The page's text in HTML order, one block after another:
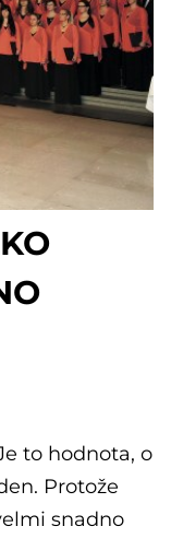
to hodnota, o
Protože
snadno